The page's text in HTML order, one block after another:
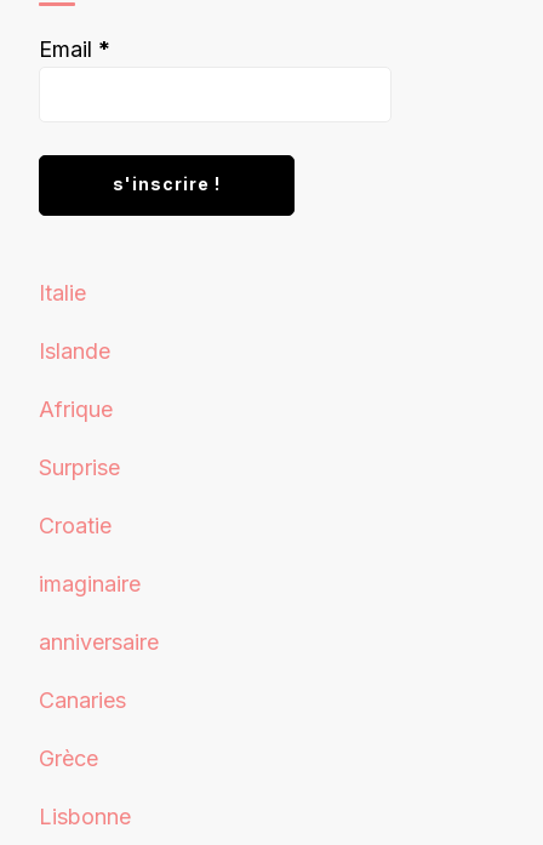
Email *
Italie
Islande
Afrique
Surprise
Croatie
imaginaire
anniversaire
Canaries
Grèce
Lisbonne